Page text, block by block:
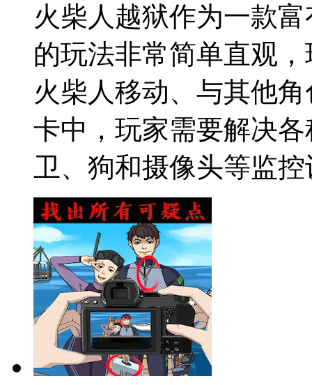
火柴人越狱作为一款
的玩法非常简单直观
火柴人移动、与其他
卡中，玩家需要解决
卫、狗和摄像头等监